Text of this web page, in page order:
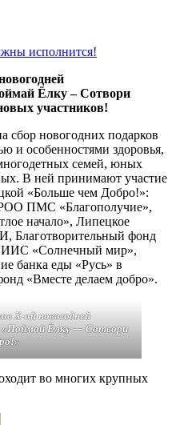
Ёлку – Сотвори
участников!
сбор новогодних подарков
и особенностями здоровья,
семей, юных
В ней принимают участие
«Больше чем Добро!»:
ПМС «Благополучие»,
начало», Липецкое
Благотворительный фонд
«Солнечный мир»,
банка еды «Русь» в
«Вместе делаем добро».
Х-ой новогодней
«Поймай Ёлку — Сотвори
во многих крупных